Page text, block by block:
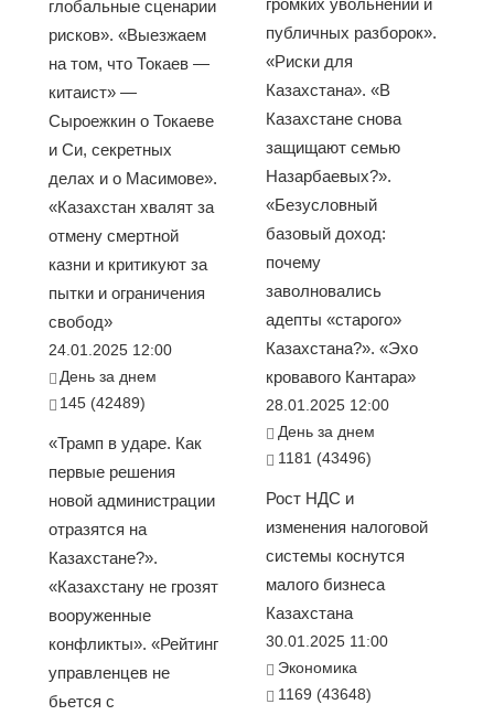
глобальные сценарии
рисков». «Выезжаем
на том, что Токаев —
китаист» —
Сыроежкин о Токаеве
и Си, секретных
делах и о Масимове».
«Казахстан хвалят за
отмену смертной
казни и критикуют за
пытки и ограничения
свобод»
24.01.2025 12:00
День за днем
145 (42489)
«Трамп в ударе. Как
первые решения
новой администрации
отразятся на
Казахстане?».
«Казахстану не грозят
вооруженные
конфликты». «Рейтинг
управленцев не
бьется с
громких увольнений и
публичных разборок».
«Риски для
Казахстана». «В
Казахстане снова
защищают семью
Назарбаевых?».
«Безусловный
базовый доход:
почему
заволновались
адепты «старого»
Казахстана?». «Эхо
кровавого Кантара»
28.01.2025 12:00
День за днем
1181 (43496)
Рост НДС и
изменения налоговой
системы коснутся
малого бизнеса
Казахстана
30.01.2025 11:00
Экономика
1169 (43648)